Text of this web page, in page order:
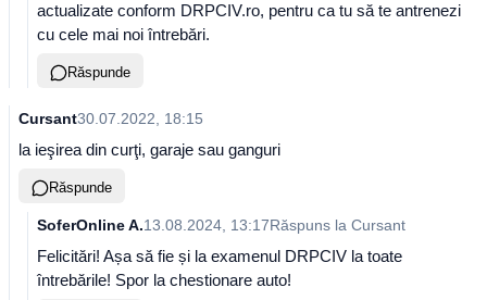
actualizate conform DRPCIV.ro, pentru ca tu să te antrenezi
cu cele mai noi întrebări.
Răspunde
Cursant30.07.2022, 18:15
la ieşirea din curţi, garaje sau ganguri
Răspunde
SoferOnline A.13.08.2024, 13:17Răspuns la Cursant
Felicitări! Așa să fie și la examenul DRPCIV la toate
întrebările! Spor la chestionare auto!